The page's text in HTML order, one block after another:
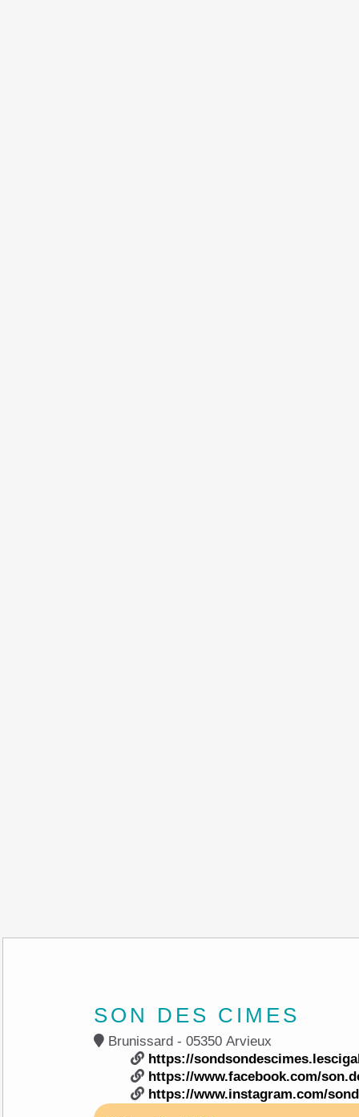
SON DES CIMES
Brunissard - 05350 Arvieux
https://
https://www.facebook.com/
https://www.instagram.com/